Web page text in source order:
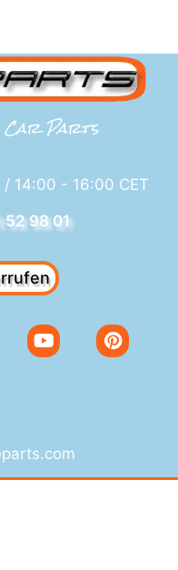
Car Parts
14:00 - 16:00 CET
52 98 01